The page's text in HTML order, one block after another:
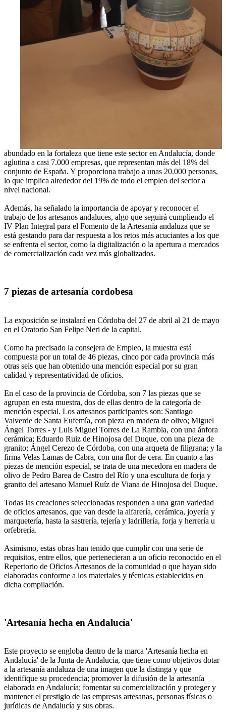
abundado en la fortaleza que tiene este sector en Andalucía, donde
aglutina a casi 7.000 empresas, que representan más del 18% del
conjunto de España. Y proporciona trabajo a unas 20.000 personas,
lo que implica alrededor del 19% de todo el empleo del sector a
nivel nacional.
Además, ha señalado la importancia de apoyar y reconocer el
trabajo de los artesanos andaluces, algo que seguirá cumpliendo el
IV Plan Integral para el Fomento de la Artesanía andaluza que se
está gestando para dar respuesta a los retos más acuciantes a los que
se enfrenta el sector, como la digitalización o la apertura a mercados
de comercialización cada vez más globalizados.
7 piezas de artesanía cordobesa
La exposición se instalará en Córdoba del 27 de abril al 21 de mayo
en el Oratorio San Felipe Neri de la capital.
Como ha precisado la consejera de Empleo, la muestra está
compuesta por un total de 46 piezas, cinco por cada provincia más
otras seis que han obtenido una mención especial por su gran
calidad y representatividad de oficios.
En el caso de la provincia de Córdoba, son 7 las piezas que se
agrupan en esta muestra, dos de ellas dentro de la categoría de
mención especial. Los artesanos participantes son: Santiago
Valverde de Santa Eufemía, con pieza en madera de olivo; Miguel
Ángel Torres - y Luis Miguel Torres de La Rambla, con una ánfora
cerámica; Eduardo Ruiz de Hinojosa del Duque, con una pieza de
granito; Ángel Cerezo de Córdoba, con una arqueta de filigrana; y la
firma Velas Lamas de Cabra, con una flor de cera. En cuanto a las
piezas de mención especial, se trata de una mecedora en madera de
olivo de Pedro Barea de Castro del Río y una escultura de forja y
granito del artesano Manuel Ruíz de Viana de Hinojosa del Duque.
Todas las creaciones seleccionadas responden a una gran variedad
de oficios artesanos, que van desde la alfarería, cerámica, joyería y
marquetería, hasta la sastrería, tejería y ladrillería, forja y herrería u
orfebrería.
Asimismo, estas obras han tenido que cumplir con una serie de
requisitos, entre ellos, que pertenecieran a un oficio reconocido en el
Repertorio de Oficios Artesanos de la comunidad o que hayan sido
elaboradas conforme a los materiales y técnicas establecidas en
dicha compilación.
'Artesanía hecha en Andalucía'
Este proyecto se engloba dentro de la marca 'Artesanía hecha en
Andalucía' de la Junta de Andalucía, que tiene como objetivos dotar
a la artesanía andaluza de una imagen que la distinga y que
identifique su procedencia; promover la difusión de la artesanía
elaborada en Andalucía; fomentar su comercialización y proteger y
mantener el prestigio de las empresas artesanas, personas físicas o
jurídicas de Andalucía y sus obras.